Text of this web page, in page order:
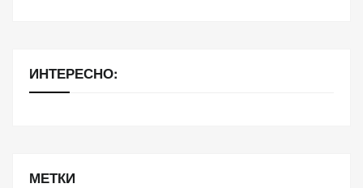
ИНТЕРЕСНО:
МЕТКИ